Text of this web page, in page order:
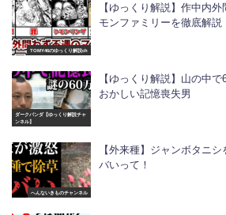
TOMY46のゆっくり解説ch
【ゆっくり解説】作中内
モンファミリーを徹底解説
ダークパンダ【ゆっくり解説チャ
ンネル】
【ゆっくり解説】山の中
おかしい記憶喪失男
へんないきものチャンネル
【外来種】ジャンボタニ
バいって！